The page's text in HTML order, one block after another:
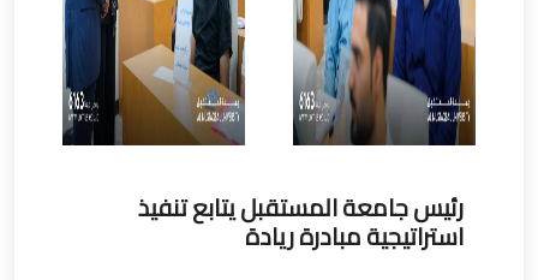
رئيس جامعة المستقبل يتابع تنفيذ
استراتيجية مبادرة ريادة